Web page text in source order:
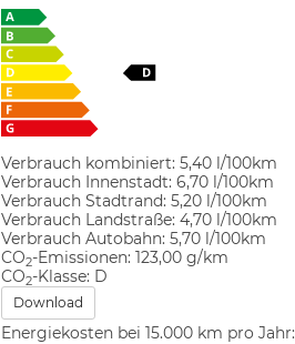
Verbrauch kombiniert: 5,40 l/100km
Verbrauch Innenstadt: 6,70 l/100km
Verbrauch Stadtrand: 5,20 l/100km
Verbrauch Landstraße: 4,70 l/100km
Verbrauch Autobahn: 5,70 l/100km
CO2-Emissionen: 123,00 g/km
CO2-Klasse: D
Download
Energiekosten bei 15.000 km pro Jahr: